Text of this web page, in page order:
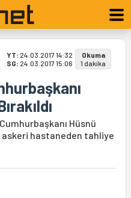
YT: 24.03.2017 14:32
SG: 24.03.2017 15:06
Okuma
1 dakika
Hüsnü
askeri hastaneden tahliye